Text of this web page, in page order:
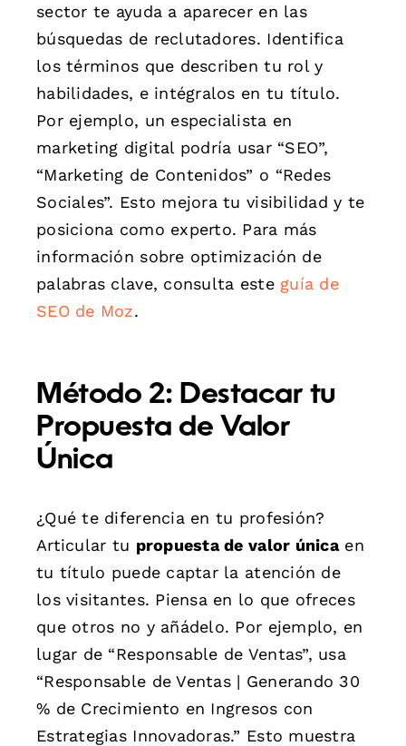
sector te ayuda a aparecer en las
búsquedas de reclutadores. Identifica
los términos que describen tu rol y
habilidades, e intégralos en tu título.
Por ejemplo, un especialista en
marketing digital podría usar “SEO”,
“Marketing de Contenidos” o “Redes
Sociales”. Esto mejora tu visibilidad y te
posiciona como experto. Para más
información sobre optimización de
palabras clave, consulta este guía de
SEO de Moz.
Método 2: Destacar tu
Propuesta de Valor
Única
¿Qué te diferencia en tu profesión?
Articular tu propuesta de valor únicaen
tu título puede captar la atención de
los visitantes. Piensa en lo que ofreces
que otros no y añádelo. Por ejemplo, en
lugar de “Responsable de Ventas”, usa
“Responsable de Ventas | Generando 30
% de Crecimiento en Ingresos con
Estrategias Innovadoras.” Esto muestra